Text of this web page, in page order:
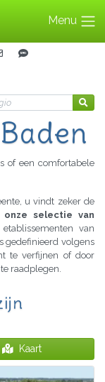
Menu
of een comfortabele
u vindt zeker de
onze selectie van
van
gedefinieerd volgens
te verfijnen of door
raadplegen.
Kaart